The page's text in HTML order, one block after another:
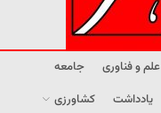
علم و فناوری
جامعه
یادداشت
کشاورزی